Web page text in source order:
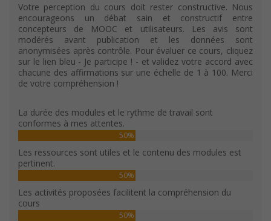
Votre perception du cours doit rester constructive. Nous
encourageons un débat sain et constructif entre
concepteurs de MOOC et utilisateurs. Les avis sont
modérés avant publication et les données sont
anonymisées après contrôle. Pour évaluer ce cours, cliquez
sur le lien bleu - Je participe ! - et validez votre accord avec
chacune des affirmations sur une échelle de 1 à 100. Merci
de votre compréhension !
La durée des modules et le rythme de travail sont
conformes à mes attentes.
50%
Les ressources sont utiles et le contenu des modules est
pertinent.
50%
Les activités proposées facilitent la compréhension du
cours
50%